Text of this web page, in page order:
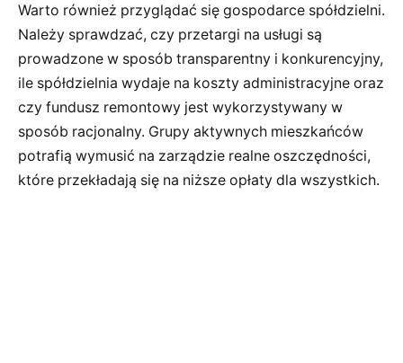
Warto również przyglądać się gospodarce spółdzielni.
Należy sprawdzać, czy przetargi na usługi są
prowadzone w sposób transparentny i konkurencyjny,
ile spółdzielnia wydaje na koszty administracyjne oraz
czy fundusz remontowy jest wykorzystywany w
sposób racjonalny. Grupy aktywnych mieszkańców
potrafią wymusić na zarządzie realne oszczędności,
które przekładają się na niższe opłaty dla wszystkich.